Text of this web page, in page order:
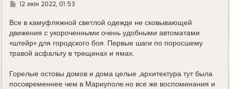
Г12 июн 2022, 01:53
Все в камуфляжной светлой одежде не сковывающей
движения с укороченными очень удобными автоматами
«штейр» для городского боя. Первые шаги по поросшему
травой асфальту в трещинах и ямах.
Горелые остовы домов и дома целые ,архитектура тут была
посовременнее чем в Мариуполе.но все же воспоминания и